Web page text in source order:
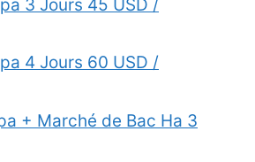
3 Jours 45 USD /
4 Jours 60 USD /
+ Marché de Bac Ha 3